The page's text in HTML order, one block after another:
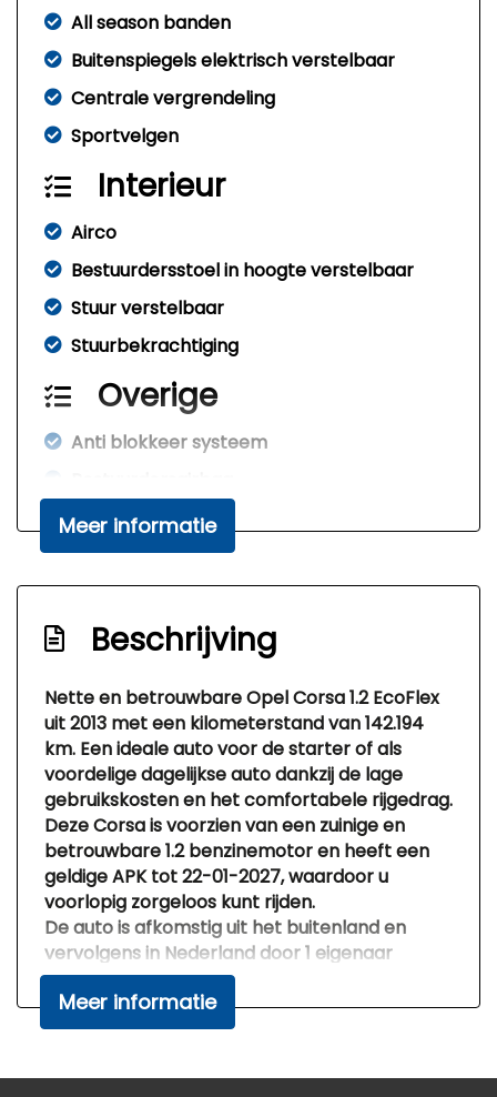
All season banden
Buitenspiegels elektrisch verstelbaar
Centrale vergrendeling
Sportvelgen
Interieur
Airco
Bestuurdersstoel in hoogte verstelbaar
Stuur verstelbaar
Stuurbekrachtiging
Overige
Anti blokkeer systeem
Elektronisch stabiliteits programma
Passagiersairbag
Meer informatie
Beschrijving
Nette en betrouwbare Opel Corsa 1.2 EcoFlex
uit 2013 met een kilometerstand van 142.194
km. Een ideale auto voor de starter of als
voordelige dagelijkse auto dankzij de lage
gebruikskosten en het comfortabele rijgedrag.
Deze Corsa is voorzien van een zuinige en
betrouwbare 1.2 benzinemotoren heeft een
geldige APK tot22-01-2027, waardoor u
voorlopig zorgeloos kunt rijden.
De auto isafkomstig uit het buitenland en
vervolgens in Nederland door 1 eigenaar
bereden, wat zorgt voor een stabiele en nette
gebruikshistorie.
Airconditioning
Meer informatie